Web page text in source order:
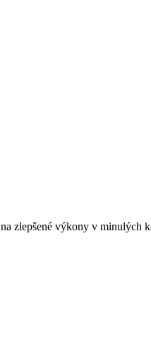
zlepšené výkony v